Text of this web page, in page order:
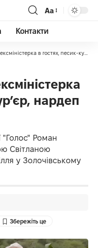
Аа
Контакти
в гостях, песик-курʼєр, нардеп одружився
нардеп
"Голос" Роман
Світланою
у Золочівському